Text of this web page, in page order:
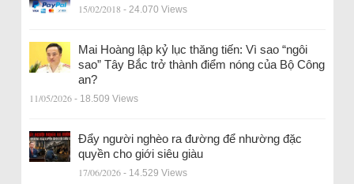
15/02/2018 - 24.070 Views
Mai Hoàng lập kỷ lục thăng tiến: Vì sao “ngôi
sao” Tây Bắc trở thành điểm nóng của Bộ Công
an?
11/05/2026 - 18.509 Views
Đẩy người nghèo ra đường để nhường đặc
quyền cho giới siêu giàu
17/06/2026 - 14.529 Views